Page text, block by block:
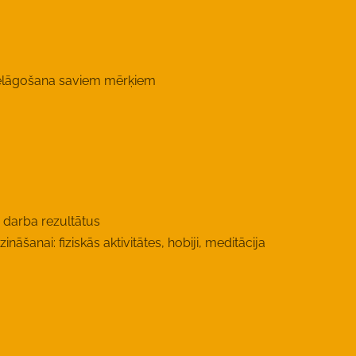
saviem mērķiem
darba rezultātus
fiziskās aktivitātes, hobiji, meditācija